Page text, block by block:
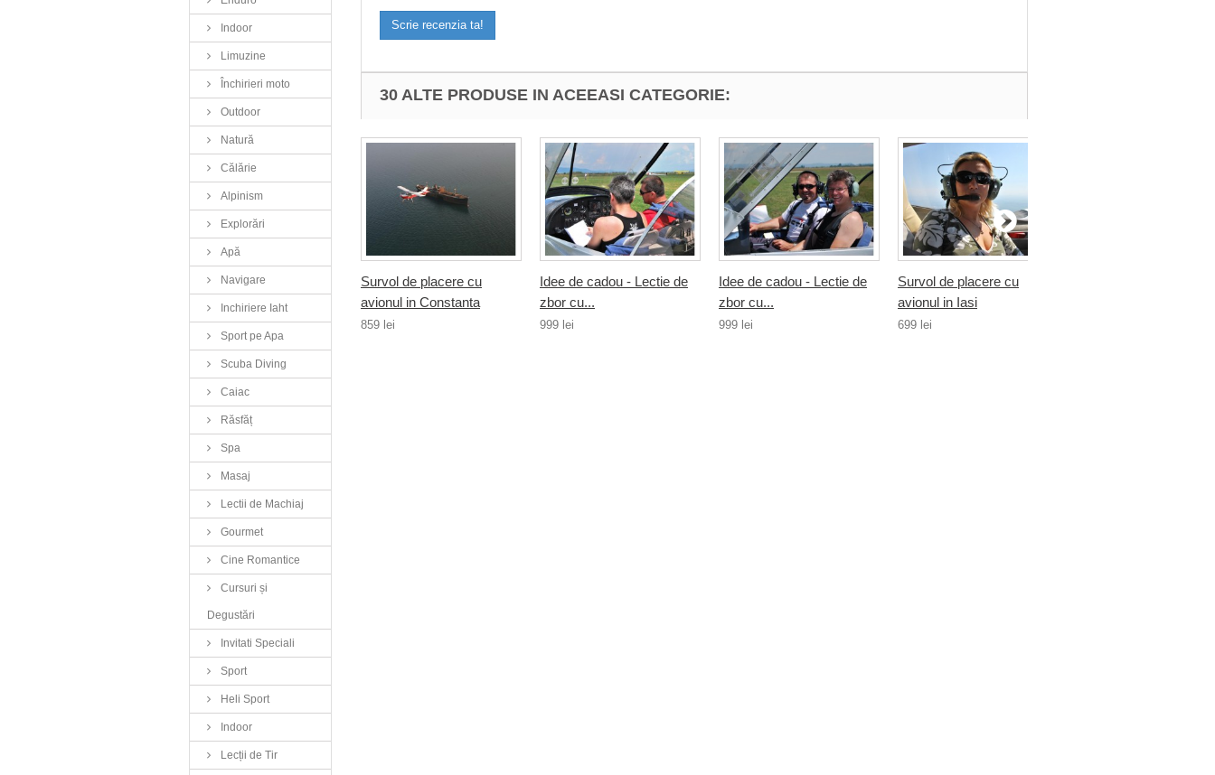
Indoor
Limuzine
Închirieri moto
Outdoor
Natură
Călărie
Alpinism
Explorări
Apă
Navigare
Inchiriere Iaht
Sport pe Apa
Scuba Diving
Caiac
Răsfăț
Spa
Masaj
Lectii de Machiaj
Gourmet
Cine Romantice
Cursuri și
Degustări
Invitati Speciali
Sport
Heli Sport
Indoor
Lecții de Tir
Scrie recenzia ta!
30 ALTE PRODUSE IN ACEEASI CATEGORIE:
Survol de placere cu
avionul in Constanta
859 lei
Idee de cadou - Lectie de
zbor cu...
999 lei
Idee de cadou - Lectie de
zbor cu...
999 lei
Survol de placere cu
avionul in Iasi
699 lei